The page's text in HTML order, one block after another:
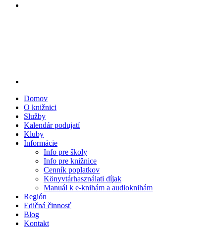
Domov
O knižnici
Služby
Kalendár podujatí
Kluby
Informácie
Info pre školy
Info pre knižnice
Cenník poplatkov
Könyvtárhasználati díjak
Manuál k e-knihám a audioknihám
Región
Edičná činnosť
Blog
Kontakt